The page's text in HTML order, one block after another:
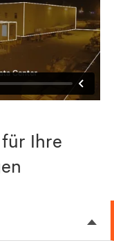
Ihre